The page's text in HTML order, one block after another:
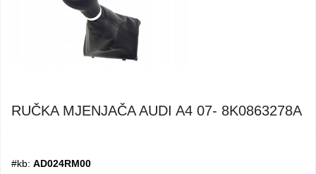
RUČKA MJENJAČA AUDI A4 07- 8K0863278A
#kb: AD024RM00